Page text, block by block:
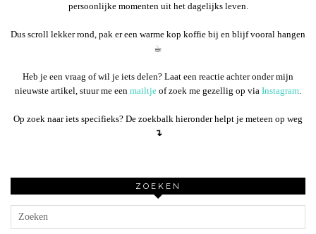
persoonlijke momenten uit het dagelijks leven.
Dus scroll lekker rond, pak er een warme kop koffie bij en blijf vooral hangen
☕︎
Heb je een vraag of wil je iets delen? Laat een reactie achter onder mijn
nieuwste artikel, stuur me een mailtje of zoek me gezellig op via Instagram.
Op zoek naar iets specifieks? De zoekbalk hieronder helpt je meteen op weg
↴
ZOEKEN